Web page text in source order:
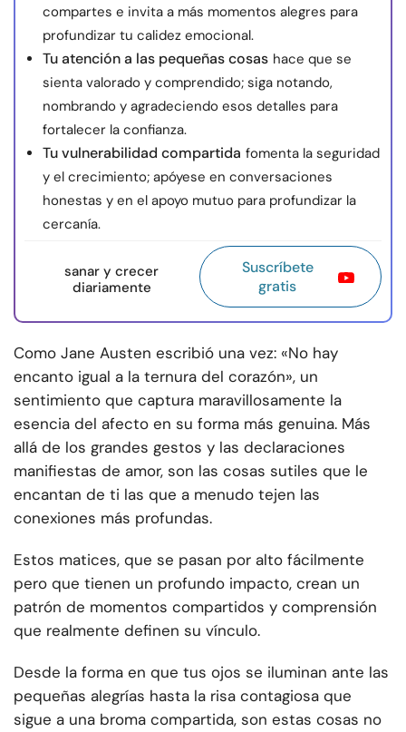
compartes e invita a más momentos alegres para
profundizar tu calidez emocional.
Tu atención a las pequeñas cosas hace que se
sienta valorado y comprendido; siga notando,
nombrando y agradeciendo esos detalles para
fortalecer la confianza.
Tu vulnerabilidad compartida fomenta la seguridad
y el crecimiento; apóyese en conversaciones
honestas y en el apoyo mutuo para profundizar la
cercanía.
sanar y crecer
diariamente
Suscríbete
gratis
Como Jane Austen escribió una vez: «No hay
encanto igual a la ternura del corazón», un
sentimiento que captura maravillosamente la
esencia del afecto en su forma más genuina. Más
allá de los grandes gestos y las declaraciones
manifiestas de amor, son las cosas sutiles que le
encantan de ti las que a menudo tejen las
conexiones más profundas.
Estos matices, que se pasan por alto fácilmente
pero que tienen un profundo impacto, crean un
patrón de momentos compartidos y comprensión
que realmente definen su vínculo.
Desde la forma en que tus ojos se iluminan ante las
pequeñas alegrías hasta la risa contagiosa que
sigue a una broma compartida, son estas cosas no